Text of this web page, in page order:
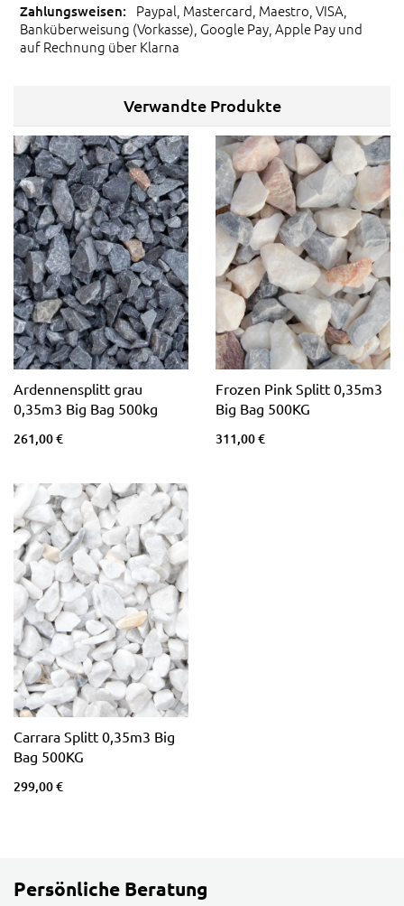
Paypal, Mastercard, Maestro, VISA,
Banküberweisung (Vorkasse), Google Pay, Apple Pay und
auf Rechnung über Klarna
Verwandte Produkte
Ardennensplitt grau
0,35m3 Big Bag 500kg
261,00 €
Frozen Pink Splitt 0,35m3
Big Bag 500KG
311,00 €
Carrara Splitt 0,35m3 Big
Bag 500KG
299,00 €
Persönliche Beratung